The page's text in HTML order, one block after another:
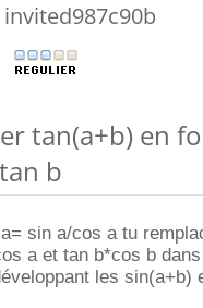
invited987c90b
tan(a+b) en
b
sin a/cos a tu
a et tan b*cos b
les sin(a+b)